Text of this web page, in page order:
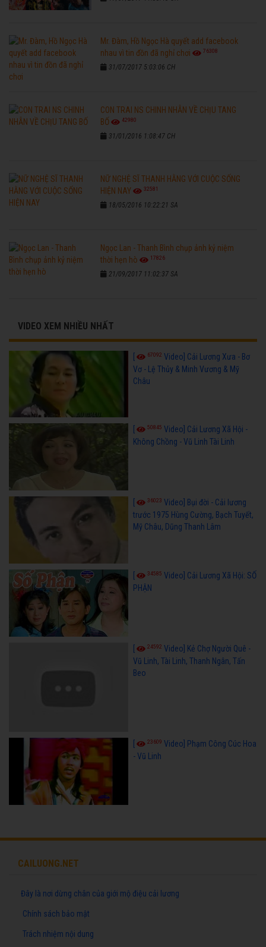
Mr. Đàm, Hồ Ngọc Hà quyết add facebook
nhau vì tin đồn đã nghỉ chơi
76308
31/07/2017 5:03:06 CH
CON TRAI NS CHINH NHẪN VỀ CHỊU TANG
BỐ
42980
31/01/2016 1:08:47 CH
NỮ NGHỆ SĨ THANH HẰNG VỚI CUỘC SỐNG
HIỆN NAY
32581
18/05/2016 10:22:21 SA
Ngọc Lan - Thanh Bình chụp ảnh kỷ niệm
thời hẹn hò
17826
21/09/2017 11:02:37 SA
VIDEO XEM NHIỀU NHẤT
[ 67092 Video] Cải Lương Xưa - Bơ
Vơ - Lệ Thủy & Minh Vương & Mỹ
Châu
50845 Video] Cải Lương Xã Hội -
Không Chồng - Vũ Linh Tài Linh
36023 Video] Bụi đời - Cải lương
trước 1975 Hùng Cường, Bạch Tuyết,
Mỹ Châu, Dũng Thanh Lâm
34585 Video] Cải Lương Xã Hội: SỐ
PHẬN
24592 Video] Kẻ Chợ Người Quê -
Vũ Linh, Tài Linh, Thanh Ngân, Tấn
Beo
23609 Video] Phạm Công Cúc Hoa
- Vũ Linh
CAILUONG.NET
Đây là nơi dừng chân của giới mộ điệu cải lương
Chính sách bảo mật
Trách nhiệm nội dung